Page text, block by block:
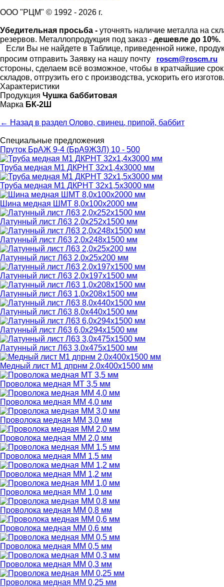
ООО "РЦМ" © 1992 - 2026 г.
Убедительная просьба - уточнять наличие металла на
резервов. Металлопродукция под заказ - дешевле до 10%.
Если Вы не найдете в Таблице, приведенной ниже,
просим отправить Заявку на нашу почту
roscm@roscm.ru
стороны, сделаем всё возможное, чтобы в кратчайшие
складов, отгрузить его с производства, ускорить его
Характеристики
Продукция Чушка баббитовая
Марка БК-2Ш
← Назад в раздел Олово, свинец, припой, баббит
Специальные предложения
Пруток БрАЖ 9-4 (БрА9Ж3Л) 10 - 500
Труба медная М1 ДКРНТ 32х1,4х3000 мм
Труба медная М1 ДКРНТ 32х1,5х3000 мм
Шина медная ШМТ 8,0х100х2000 мм
Латунный лист Л63 2,0х252х1500 мм
Латунный лист Л63 2,0х248х1500 мм
Латунный лист Л63 2,0х25х200 мм
Латунный лист Л63 2,0х197х1500 мм
Латунный лист Л63 1,0х208х1500 мм
Латунный лист Л63 8,0х440х1500 мм
Латунный лист Л63 6,0х294х1500 мм
Латунный лист Л63 3,0х475х1500 мм
Медный лист М1 дпрнм 2,0х400х1500 мм
Проволока медная МТ 3,5 мм
Проволока медная ММ 4,0 мм
Проволока медная ММ 3,0 мм
Проволока медная ММ 2,0 мм
Проволока медная ММ 1,5 мм
Проволока медная ММ 1,2 мм
Проволока медная ММ 1,0 мм
Проволока медная ММ 0,8 мм
Проволока медная ММ 0,6 мм
Проволока медная ММ 0,5 мм
Проволока медная ММ 0,3 мм
Проволока медная ММ 0,25 мм